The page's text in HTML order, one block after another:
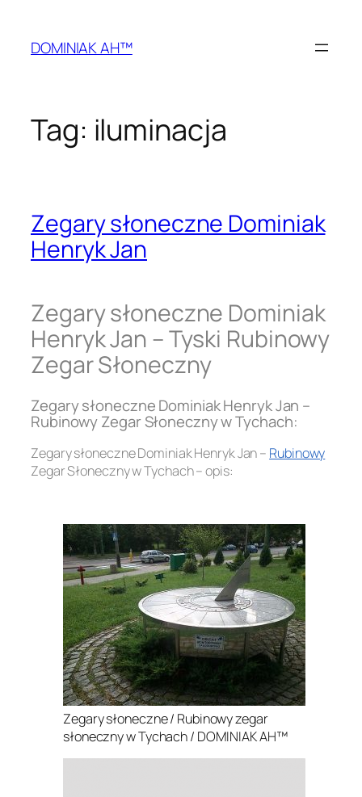
treściDOMINIAK AH™
Tag: iluminacja
Zegary słoneczne Dominiak
Henryk Jan
Zegary słoneczne Dominiak
Henryk Jan – Tyski Rubinowy
Zegar Słoneczny
Zegary słoneczne Dominiak Henryk Jan –
Rubinowy Zegar Słoneczny w Tychach:
Zegary słoneczne Dominiak Henryk Jan – Rubinowy
Zegar Słoneczny w Tychach – opis:
Zegary słoneczne / Rubinowy zegar
słoneczny w Tychach / DOMINIAK AH™